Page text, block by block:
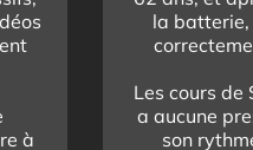
à
la
Les cours de
a aucune
son